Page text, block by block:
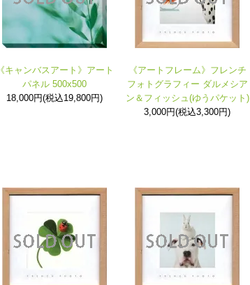
《キャンバスアート》アート
パネル 500x500
18,000円(税込19,800円)
《アートフレーム》フレンチ
フォトグラフィー ダルメシア
ン＆フィッシュ(ゆうパケット)
3,000円(税込3,300円)